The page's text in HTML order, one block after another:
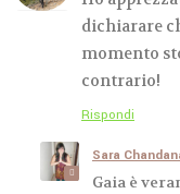
dichiarare
momento
contrario!
Rispondi
Sara
Gaia è